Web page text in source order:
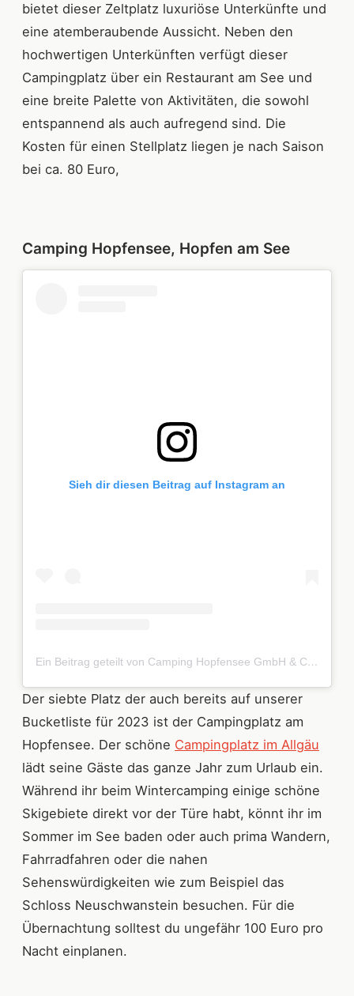
bietet dieser Zeltplatz luxuriöse Unterkünfte und
eine atemberaubende Aussicht. Neben den
hochwertigen Unterkünften verfügt dieser
Campingplatz über ein Restaurant am See und
eine breite Palette von Aktivitäten, die sowohl
entspannend als auch aufregend sind. Die
Kosten für einen Stellplatz liegen je nach Saison
bei ca. 80 Euro,
Camping Hopfensee, Hopfen am See
Sieh dir diesen Beitrag auf Instagram an
Ein Beitrag geteilt von Camping Hopfensee GmbH & Co KG (@campinghopfensee)
Der siebte Platz der auch bereits auf unserer
Bucketliste für 2023 ist der Campingplatz am
Hopfensee. Der schöne Campingplatz im Allgäu
lädt seine Gäste das ganze Jahr zum Urlaub ein.
Während ihr beim Wintercamping einige schöne
Skigebiete direkt vor der Türe habt, könnt ihr im
Sommer im See baden oder auch prima Wandern,
Fahrradfahren oder die nahen
Sehenswürdigkeiten wie zum Beispiel das
Schloss Neuschwanstein besuchen. Für die
Übernachtung solltest du ungefähr 100 Euro pro
Nacht einplanen.